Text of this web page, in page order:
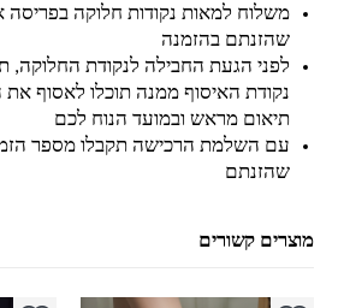
משלוח למאות נקודות חלוקה בפריסה
שהזנתם בהזמנה
לפני הגעת החבילה לנקודת החלוקה,
נקודת האיסוף ממנה תוכלו לאסוף
תיאום מראש ובמועד הנוח לכם
עם השלמת הרכישה תקבלו מספר
שהזנתם
מוצרים קשורים
למוצר זה יש מספר סוגים. ניתן לבחור את האפשרויות בעמוד המוצר למוצר זה יש מספר סוגים. ניתן לבחור את האפשרויות בעמוד המוצר